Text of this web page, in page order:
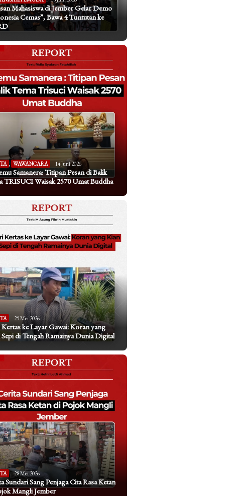
Mahasiswa di Jember Gelar Demo
Cemas”, Bawa 4 Tuntutan ke
WAWANCARA 14 Juni 2026
Samanera: Titipan Pesan di Balik
TRISUCI Waisak 2570 Umat Buddha
29 Mei 2026
ke Layar Gawai: Koran yang
di Tengah Ramainya Dunia Digital
28 Mei 2026
Sundari Sang Penjaga Cita Rasa Ketan
Mangli Jember